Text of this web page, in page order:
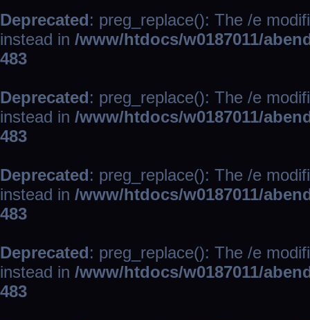
Deprecated: preg_replace(): The /e
instead in /www/htdocs/w0187011/
483
Deprecated: preg_replace(): The /e
instead in /www/htdocs/w0187011/
483
Deprecated: preg_replace(): The /e
instead in /www/htdocs/w0187011/
483
Deprecated: preg_replace(): The /e
instead in /www/htdocs/w0187011/
483